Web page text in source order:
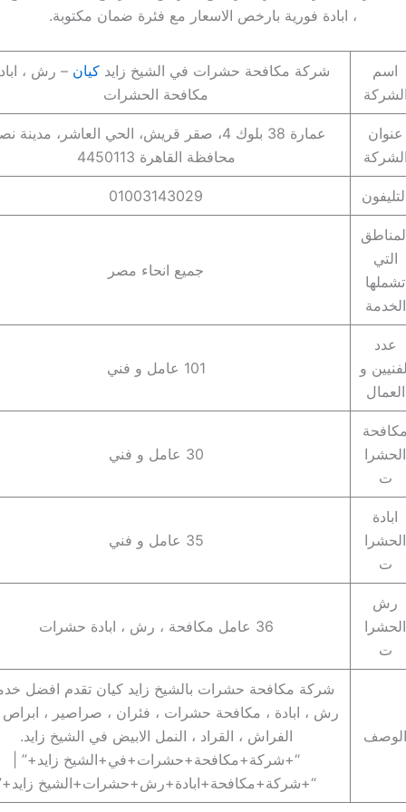
، ابادة فورية بارخص الاسعار مع فئرة ضمان مكتوبة.
اسم
الشركة
شركة مكافحة حشرات في الشيخ زايدكيان – رش ،
مكافحة الحشرات
عنوان
الشركة
عمارة 38 بلوك 4، صقر قريش، الحي العاشر، مدينة
محافظة القاهرة‬ 4450113
01003143029
التي
تشملها
الخدمة
جميع انحاء مصر
عدد
و
العمال
101 عامل و فني
مكافحة
الحشرا
ت
30 عامل و فني
ابادة
الحشرا
ت
35 عامل و فني
رش
الحشرا
ت
36 عامل مكافحة ، رش ، ابادة حشرات
الوصف
شركة مكافحة حشرات بالشيخ زايد كيان تقدم افضل
رش ، ابادة ، مكافحة حشرات ، فئران ، صراصير ، ابراص
الفراش ، القراد ، النمل الابيض في الشيخ زايد.
“+شركة+مكافحة+حشرات+في+الشيخ زايد+” |
“+شركة+مكافحة+ابادة+رش+حشرات+الشيخ